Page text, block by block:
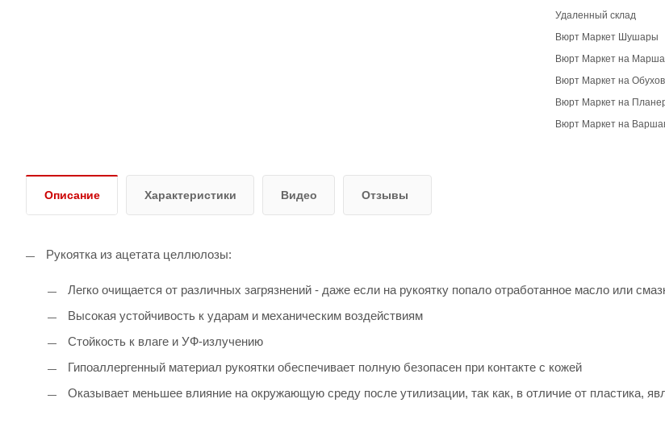
Удаленный склад
Вюрт Маркет Шушары
Вюрт Маркет на
Вюрт Маркет на
Вюрт Маркет на
Вюрт Маркет на
Описание Характеристики Видео Отзывы
Рукоятка из ацетата целлюлозы:
Легко очищается от различных загрязнений - даже если на рукоятку попало отработанное масло или
Высокая устойчивость к ударам и механическим воздействиям
Стойкость к влаге и УФ-излучению
Гипоаллергенный материал рукоятки обеспечивает полную безопасен при контакте с кожей
Оказывает меньшее влияние на окружающую среду после утилизации, так как, в отличие от пластика,